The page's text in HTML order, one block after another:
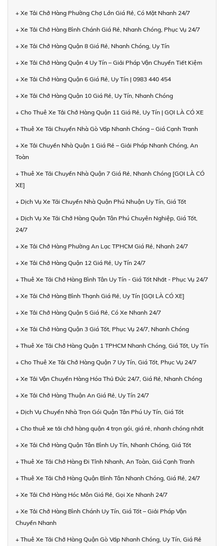
+ Xe Tải Chở Hàng Phường Chợ Lớn Giá Rẻ, Có Mặt Nhanh 24/7
+ Xe Tải Chở Hàng Bình Chánh Giá Rẻ, Nhanh Chóng, Phục Vụ 24/7
+ Xe Tải Chở Hàng Quận 8 Giá Rẻ, Nhanh Chóng, Uy Tín
+ Xe Tải Chở Hàng Quận 4 Uy Tín – Giải Pháp Vận Chuyển Tiết Kiệm
+ Xe Tải Chở Hàng Quận 6 Giá Rẻ, Uy Tín | 0983 440 454
+ Xe Tải Chở Hàng Quận 10 Giá Rẻ, Uy Tín, Nhanh Chóng
+ Cho Thuê Xe Tải Chở Hàng Quận 11 Giá Rẻ, Uy Tín | GỌI LÀ CÓ XE
+ Thuê Xe Tải Chuyển Nhà Gò Vấp Nhanh Chóng – Giá Cạnh Tranh
+ Xe Tải Chuyển Nhà Quận 1 Giá Rẻ – Giải Pháp Nhanh Chóng, An
Toàn
+ Thuê Xe Tải Chuyển Nhà Quận 7 Giá Rẻ, Nhanh Chóng [GỌI LÀ CÓ
XE]
+ Dịch Vụ Xe Tải Chuyển Nhà Quận Phú Nhuận Uy Tín, Giá Tốt
+ Dịch Vụ Xe Tải Chở Hàng Quận Tân Phú Chuyên Nghiệp, Giá Tốt,
24/7
+ Xe Tải Chở Hàng Phường An Lạc TPHCM Giá Rẻ, Nhanh 24/7
+ Xe Tải Chở Hàng Quận 12 Giá Rẻ, Uy Tín 24/7
+ Thuê Xe Tải Chở Hàng Bình Tân Uy Tín - Giá Tốt Nhất - Phục Vụ 24/7
+ Xe Tải Chở Hàng Bình Thạnh Giá Rẻ, Uy Tín [GỌI LÀ CÓ XE]
+ Xe Tải Chở Hàng Quận 5 Giá Rẻ, Có Xe Nhanh 24/7
+ Xe Tải Chở Hàng Quận 3 Giá Tốt, Phục Vụ 24/7, Nhanh Chóng
+ Thuê Xe Tải Chở Hàng Quận 1 TPHCM Nhanh Chóng, Giá Tốt, Uy Tín
+ Cho Thuê Xe Tải Chở Hàng Quận 7 Uy Tín, Giá Tốt, Phục Vụ 24/7
+ Xe Tải Vận Chuyển Hàng Hóa Thủ Đức 24/7, Giá Rẻ, Nhanh Chóng
+ Xe Tải Chở Hàng Thuận An Giá Rẻ, Uy Tín 24/7
+ Dịch Vụ Chuyển Nhà Trọn Gói Quận Tân Phú Uy Tín, Giá Tốt
+ Cho thuê xe tải chở hàng quận 4 trọn gói, giá rẻ, nhanh chóng nhất
+ Xe Tải Chở Hàng Quận Tân Bình Uy Tín, Nhanh Chóng, Giá Tốt
+ Thuê Xe Tải Chở Hàng Đi Tỉnh Nhanh, An Toàn, Giá Cạnh Tranh
+ Thuê Xe Tải Chở Hàng Quận Bình Tân Nhanh Chóng, Giá Rẻ, 24/7
+ Xe Tải Chở Hàng Hóc Môn Giá Rẻ, Gọi Xe Nhanh 24/7
+ Xe Tải Chở Hàng Bình Chánh Uy Tín, Giá Tốt – Giải Pháp Vận
Chuyển Nhanh
+ Thuê Xe Tải Chở Hàng Quận Gò Vấp Nhanh Chóng, Uy Tín, Giá Rẻ